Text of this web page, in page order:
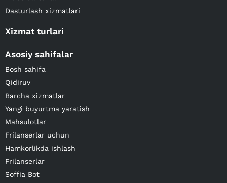
Dasturlash xizmatlari
Xizmat turlari
Asosiy sahifalar
Bosh sahifa
Qidiruv
Barcha xizmatlar
Yangi buyurtma yaratish
Mahsulotlar
Frilanserlar uchun
Hamkorlikda ishlash
Frilanserlar
Soffia Bot